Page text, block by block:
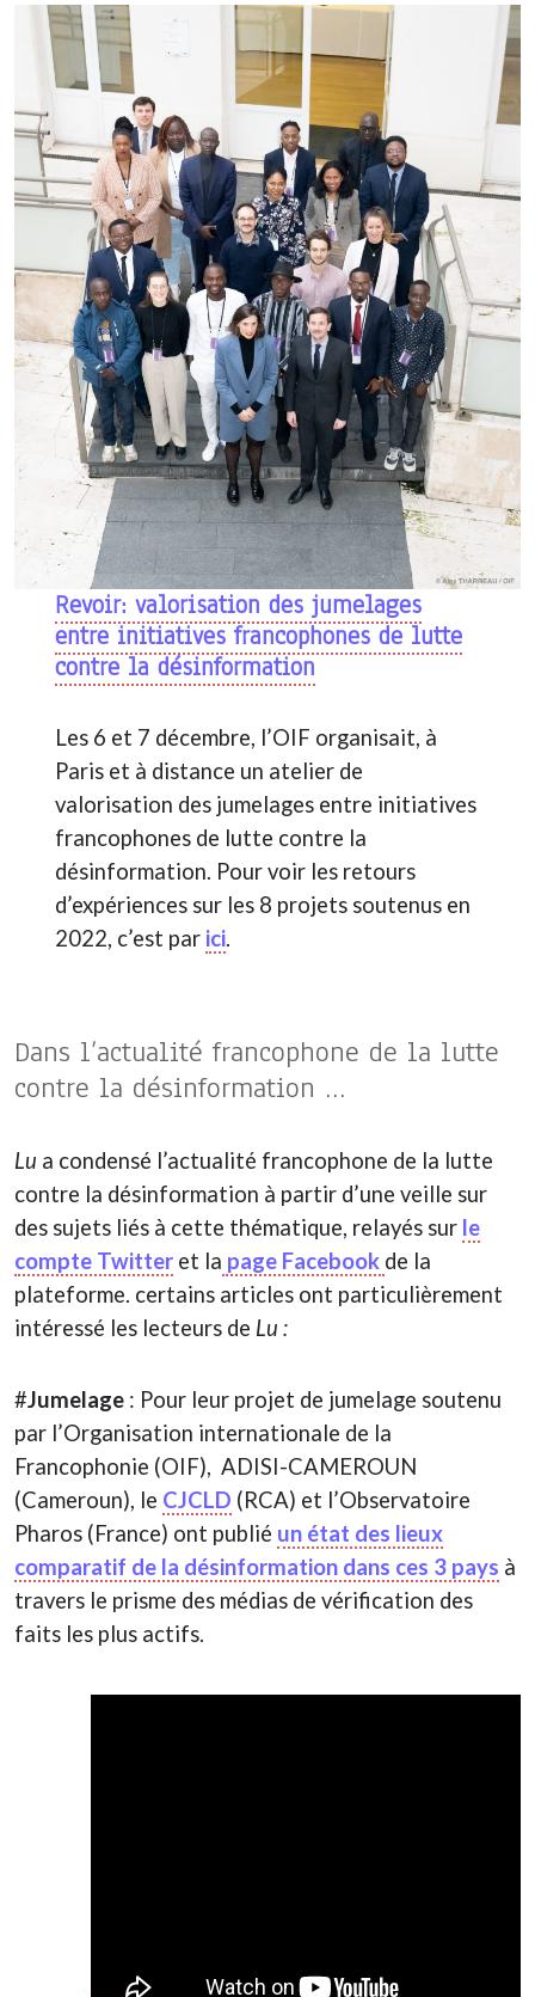
Revoir: valorisation des jumelages
entre initiatives francophones de lutte
contre la désinformation
Les 6 et 7 décembre, l’OIF organisait, à
Paris et à distance un atelier de
valorisation des jumelages entre initiatives
francophones de lutte contre la
désinformation. Pour voir les retours
d’expériences sur les 8 projets soutenus en
2022, c’est par ici.
Dans l’actualité francophone de la lutte
contre la désinformation …
Lu a condensé l’actualité francophone de la lutte
contre la désinformation à partir d’une veille sur
des sujets liés à cette thématique, relayés sur le
compte Twitter et la page Facebook de la
plateforme. certains articles ont particulièrement
intéressé les lecteurs de Lu :
#Jumelage : Pour leur projet de jumelage soutenu
par l’Organisation internationale de la
Francophonie (OIF), ADISI-CAMEROUN
(Cameroun), le CJCLD (RCA) et l’Observatoire
Pharos (France) ont publié un état des lieux
comparatif de la désinformation dans ces 3 pays à
travers le prisme des médias de vérification des
faits les plus actifs.